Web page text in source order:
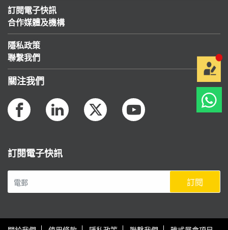
訂閱電子快訊
合作媒體及機構
隱私政策
聯繫我們
關注我們
訂閱電子快訊
訂閱